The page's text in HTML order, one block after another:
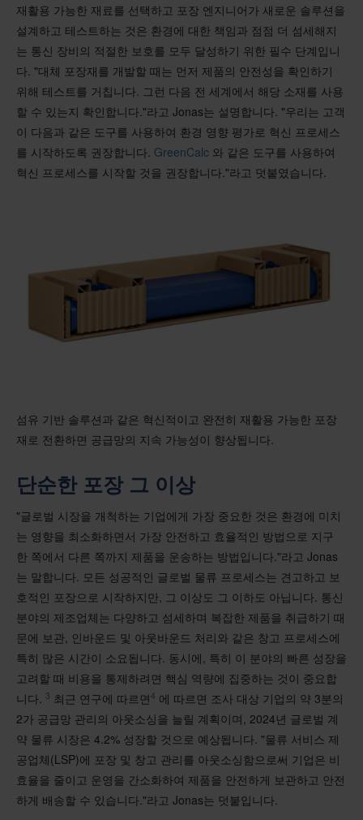
재활용 가능한 재료를 선택하고 포장 엔지니어가 새로운 솔루션을
설계하고 테스트하는 것은 환경에 대한 책임과 점점 더 섬세해지
는 통신 장비의 적절한 보호를 모두 달성하기 위한 필수 단계입니
다. "대체 포장재를 개발할 때는 먼저 제품의 안전성을 확인하기
위해 테스트를 거칩니다. 그런 다음 전 세계에서 해당 소재를 사용
할 수 있는지 확인합니다."라고 Jonas는 설명합니다. "우리는 고객
이 다음과 같은 도구를 사용하여 환경 영향 평가로 혁신 프로세스
를 시작하도록 권장합니다. GreenCalc 와 같은 도구를 사용하여
혁신 프로세스를 시작할 것을 권장합니다."라고 덧붙였습니다.
섬유 기반 솔루션과 같은 혁신적이고 완전히 재활용 가능한 포장
재로 전환하면 공급망의 지속 가능성이 향상됩니다.
단순한 포장 그 이상
"글로벌 시장을 개척하는 기업에게 가장 중요한 것은 환경에 미치
는 영향을 최소화하면서 가장 안전하고 효율적인 방법으로 지구
한 쪽에서 다른 쪽까지 제품을 운송하는 방법입니다."라고 Jonas
는 말합니다. 모든 성공적인 글로벌 물류 프로세스는 견고하고 보
호적인 포장으로 시작하지만, 그 이상도 그 이하도 아닙니다. 통신
분야의 제조업체는 다양하고 섬세하며 복잡한 제품을 취급하기 때
문에 보관, 인바운드 및 아웃바운드 처리와 같은 창고 프로세스에
특히 많은 시간이 소요됩니다. 동시에, 특히 이 분야의 빠른 성장을
고려할 때 비용을 통제하려면 핵심 역량에 집중하는 것이 중요합
니다. 3 최근 연구에 따르면4 에 따르면 조사 대상 기업의 약 3분의
2가 공급망 관리의 아웃소싱을 늘릴 계획이며, 2024년 글로벌 계
약 물류 시장은 4.2% 성장할 것으로 예상됩니다. "물류 서비스 제
공업체(LSP)에 포장 및 창고 관리를 아웃소싱함으로써 기업은 비
효율을 줄이고 운영을 간소화하여 제품을 안전하게 보관하고 안전
하게 배송할 수 있습니다."라고 Jonas는 덧붙입니다.